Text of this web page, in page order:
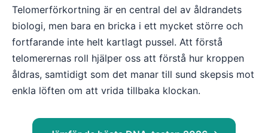
Telomerförkortning är en central del av åldrandets
biologi, men bara en bricka i ett mycket större och
fortfarande inte helt kartlagt pussel. Att förstå
telomerernas roll hjälper oss att förstå hur kroppen
åldras, samtidigt som det manar till sund skepsis mot
enkla löften om att vrida tillbaka klockan.